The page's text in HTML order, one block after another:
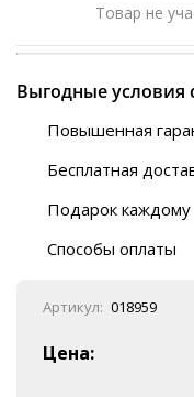
Товар не
Выгодные условия
Повышенная
Бесплатная
Автобусы (по
“BlaBlaCar” (по
Подарок каждому
Способы оплаты
Наличные
Эквайринг
Артикул: 018959
Цена: